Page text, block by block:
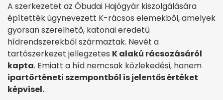
A szerkezetet az Óbudai Hajógyár kiszolgálására
építették úgynevezett K-rácsos elemekből, amelyek
gyorsan szerelhető, katonai eredetű
hídrendszerekből származtak. Nevét a
tartószerkezet jellegzetes K alakú rácsozásáról
kapta. Emiatt a híd nemcsak közlekedési, hanem
ipartörténeti szempontból is jelentős értéket
képvisel.